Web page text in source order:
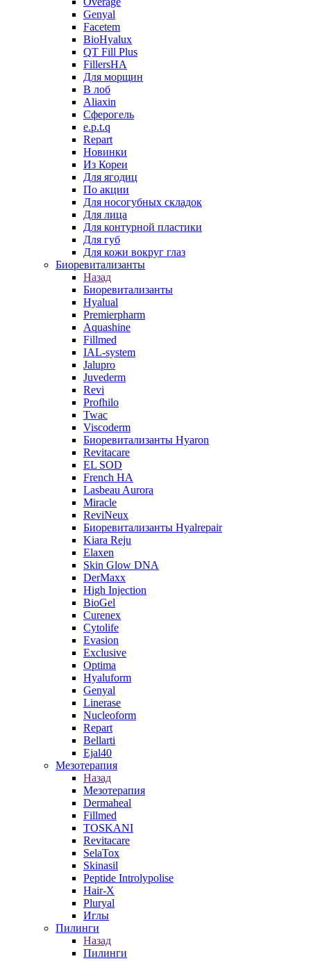
Genyal
Facetem
BioHyalux
QT Fill Plus
FillersHA
Для морщин
В лоб
Aliaxin
Сферогель
e.p.t.q
Repart
Новинки
Из Кореи
Для ягодиц
По акции
Для носогубных складок
Для лица
Для контурной пластики
Для губ
Для кожи вокруг глаз
Биоревитализанты
Назад
Биоревитализанты
Hyalual
Premierpharm
Aquashine
Fillmed
IAL-system
Jalupro
Juvederm
Revi
Profhilo
Twac
Viscoderm
Биоревитализанты Hyaron
Revitacare
EL SOD
French HA
Lasbeau Aurora
Miracle
ReviNeux
Биоревитализанты Hyalrepair
Kiara Reju
Elaxen
Skin Glow DNA
DerMaxx
High Injection
BioGel
Curenex
Cytolife
Evasion
Exclusive
Optima
Hyaluform
Genyal
Linerase
Nucleoform
Repart
Bellarti
Ejal40
Мезотерапия
Назад
Мезотерапия
Dermaheal
Fillmed
TOSKANI
Revitacare
SelaTox
Skinasil
Peptide Introlypolise
Hair-X
Pluryal
Иглы
Пилинги
Назад
Пилинги